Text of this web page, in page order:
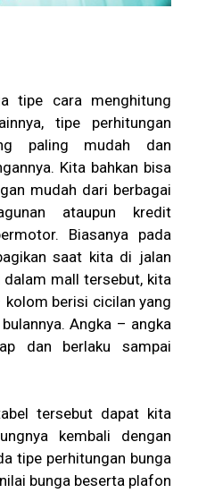
tipe cara menghitung
tipe perhitungan
paling mudah dan
Kita bahkan bisa
mudah dari berbagai
ataupun kredit
Biasanya pada
saat kita di jalan
mall tersebut, kita
kolom berisi cicilan yang
Angka – angka
dan berlaku sampai
tersebut dapat kita
kembali dengan
tipe perhitungan bunga
bunga beserta plafon